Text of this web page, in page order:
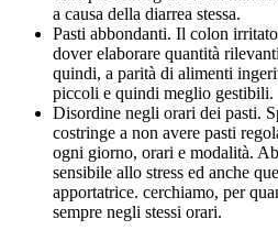
a causa della diarrea stessa.
Pasti abbondanti. Il colon
dover elaborare quantità
quindi, a parità di alimenti
piccoli e quindi meglio gestibili.
Disordine negli orari dei pasti.
costringe a non avere pasti
ogni giorno, orari e modalità.
sensibile allo stress ed anche
apportatrice. cerchiamo, per
sempre negli stessi orari.